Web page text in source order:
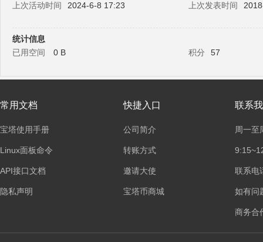
上次活动时间
2024-6-8 17:23 上次发表时间
统计信息
已用空间
0 B 积分 57
常用文档
宝塔使用手册
Linux面板命令
API接口文档
隐私声明
快捷入口
公司简介
转账方式
邀请大使
宝塔币商城
联系
周一至
联系电
如有问
商务合